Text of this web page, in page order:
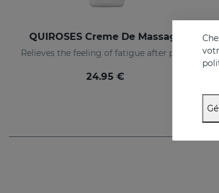
QUIROSES Creme De Massage
24.95 €